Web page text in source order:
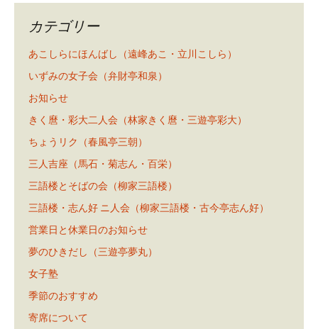
カテゴリー
あこしらにほんばし（遠峰あこ・立川こしら）
いずみの女子会（弁財亭和泉）
お知らせ
きく麿・彩大二人会（林家きく麿・三遊亭彩大）
ちょうリク（春風亭三朝）
三人吉座（馬石・菊志ん・百栄）
三語楼とそばの会（柳家三語楼）
三語楼・志ん好 ニ人会（柳家三語楼・古今亭志ん好）
営業日と休業日のお知らせ
夢のひきだし（三遊亭夢丸）
女子塾
季節のおすすめ
寄席について